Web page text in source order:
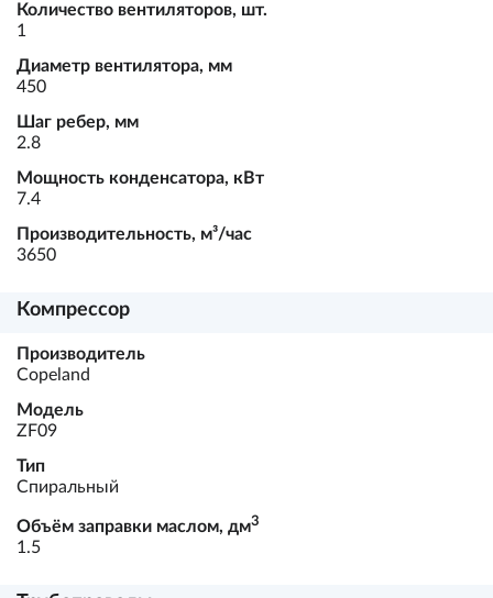
Количество вентиляторов, шт.
1
Диаметр вентилятора, мм
450
Шаг ребер, мм
2.8
Мощность конденсатора, кВт
7.4
Производительность, м³/час
3650
Компрессор
Производитель
Copeland
Модель
ZF09
Тип
Спиральный
Объём заправки маслом, дм3
1.5